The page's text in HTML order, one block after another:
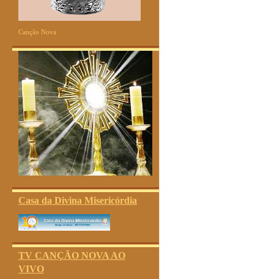
Canção Nova
Casa da Divina Misericórdia
TV CANÇÃO NOVA AO
VIVO